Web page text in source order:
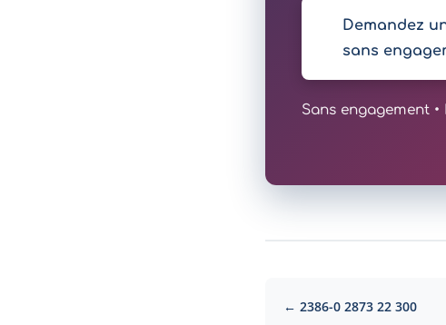
Demandez
sans
Sans engagement
← 2386-0 2873 22 300